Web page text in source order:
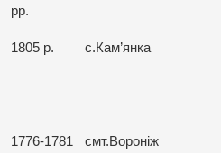
рр.
1805 р. с.Кам’янка
1776-1781
смт.Воронiж